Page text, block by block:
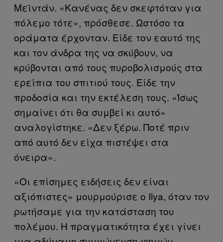
Μεϊντάν. «Κανένας δεν σκεφτόταν για
πόλεμο τότε», πρόσθεσε. Ωστόσο τα
οράματα έρχονταν. Είδε τον εαυτό της
και τον άνδρα της να σκύβουν, να
κρύβονται από τους πυροβολισμούς στα
ερείπια του σπιτιού τους. Είδε την
προδοσία και την εκτέλεση τους. «Ίσως
σημαίνει ότι θα συμβεί κι αυτό»
αναλογίστηκε. «Δεν ξέρω. Ποτέ πριν
από αυτό δεν είχα πιστέψει στα
όνειρα».
«Οι επίσημες ειδήσεις δεν είναι
αξιόπιστες» μουρμούρισε ο Ilya, όταν τον
ρωτήσαμε για την κατάσταση του
πολέμου. Η πραγματικότητα έχει γίνει